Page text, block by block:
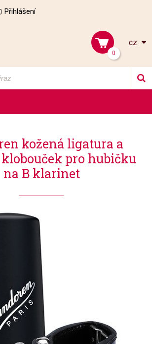
Přihlášení
0
cz
kožená ligatura a
pro hubičku
na B klarinet